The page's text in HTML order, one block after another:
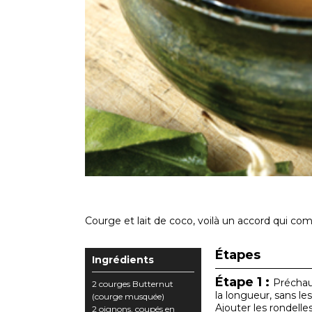
Courge et lait de coco, voilà un accord qui
Ingrédients
2 courges Butternut
(courge musquée)
2 oignons, coupés en
Étapes
Étape 1 :
la longueur, sans
Ajouter les